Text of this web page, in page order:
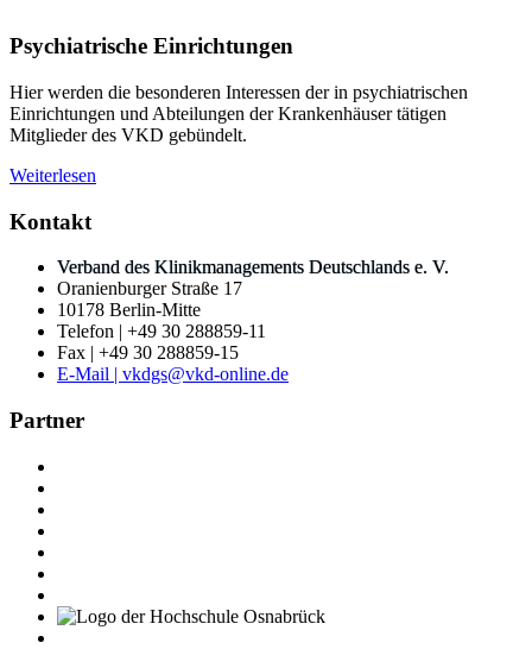
Psychiatrische Einrichtungen
Hier werden die besonderen Interessen der in psychiatrischen
Einrichtungen und Abteilungen der Krankenhäuser tätigen
Mitglieder des VKD gebündelt.
Weiterlesen
Kontakt
Verband des Klinikmanagements Deutschlands e. V.
Oranienburger Straße 17
10178 Berlin-Mitte
Telefon | +49 30 288859-11
Fax | +49 30 288859-15
E-Mail | vkdgs@vkd-online.de
Partner